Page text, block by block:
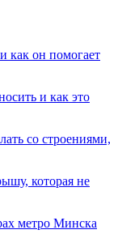
как он помогает
и как это
со строениями,
которая не
метро Минска